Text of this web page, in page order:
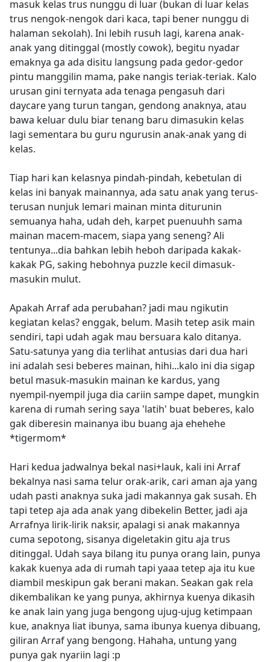
masuk kelas trus nunggu di luar (bukan di luar kelas
trus nengok-nengok dari kaca, tapi bener nunggu di
halaman sekolah). Ini lebih rusuh lagi, karena anak-
anak yang ditinggal (mostly cowok), begitu nyadar
emaknya ga ada disitu langsung pada gedor-gedor
pintu manggilin mama, pake nangis teriak-teriak. Kalo
urusan gini ternyata ada tenaga pengasuh dari
daycare yang turun tangan, gendong anaknya, atau
bawa keluar dulu biar tenang baru dimasukin kelas
lagi sementara bu guru ngurusin anak-anak yang di
kelas.
Tiap hari kan kelasnya pindah-pindah, kebetulan di
kelas ini banyak mainannya, ada satu anak yang terus-
terusan nunjuk lemari mainan minta diturunin
semuanya haha, udah deh, karpet puenuuhh sama
mainan macem-macem, siapa yang seneng? Ali
tentunya...dia bahkan lebih heboh daripada kakak-
kakak PG, saking hebohnya puzzle kecil dimasuk-
masukin mulut.
Apakah Arraf ada perubahan? jadi mau ngikutin
kegiatan kelas? enggak, belum. Masih tetep asik main
sendiri, tapi udah agak mau bersuara kalo ditanya.
Satu-satunya yang dia terlihat antusias dari dua hari
ini adalah sesi beberes mainan, hihi...kalo ini dia sigap
betul masuk-masukin mainan ke kardus, yang
nyempil-nyempil juga dia cariin sampe dapet, mungkin
karena di rumah sering saya 'latih' buat beberes, kalo
gak diberesin mainanya ibu buang aja ehehehe
*tigermom*
Hari kedua jadwalnya bekal nasi+lauk, kali ini Arraf
bekalnya nasi sama telur orak-arik, cari aman aja yang
udah pasti anaknya suka jadi makannya gak susah. Eh
tapi tetep aja ada anak yang dibekelin Better, jadi aja
Arrafnya lirik-lirik naksir, apalagi si anak makannya
cuma sepotong, sisanya digeletakin gitu aja trus
ditinggal. Udah saya bilang itu punya orang lain, punya
kakak kuenya ada di rumah tapi yaaa tetep aja itu kue
diambil meskipun gak berani makan. Seakan gak rela
dikembalikan ke yang punya, akhirnya kuenya dikasih
ke anak lain yang juga bengong ujug-ujug ketimpaan
kue, anaknya liat ibunya, sama ibunya kuenya dibuang,
giliran Arraf yang bengong. Hahaha, untung yang
punya gak nyariin lagi :p